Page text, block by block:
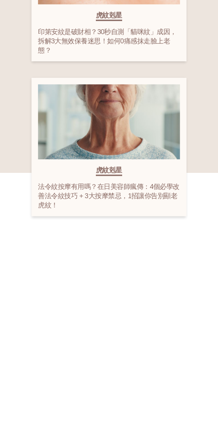
虎紋剋星
印第安紋是破財相？30秒自測「貓咪紋」成因，
拆解3大無效保養迷思！如何0痛感抹走臉上老
態？
虎紋剋星
法令紋按摩有用嗎？在日美容師瘋傳：4個必學改
善法令紋技巧 + 3大按摩禁忌，1招讓你告別顯老
虎紋！